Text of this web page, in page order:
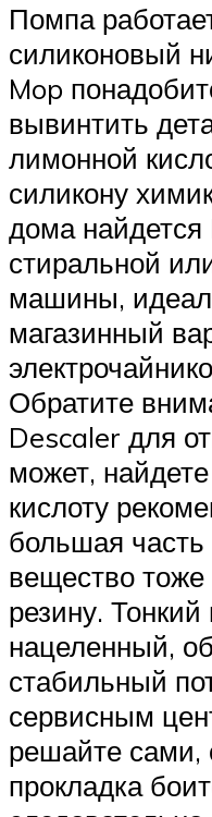
Помпа
силиконовый
Mop
вывинтить
лимонной
силикону
дома
стиральной
машины,
магазинный
Обратите
Descaler для
может,
кислоту
большая часть
вещество тоже
резину.
нацеленный,
стабильный
сервисным
решайте сами,
прокладка